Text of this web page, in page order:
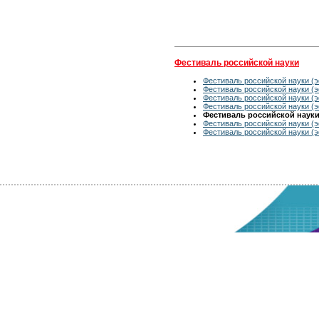
Фестиваль российской науки
Фестиваль российской науки
Фестиваль российской науки
Фестиваль российской науки
Фестиваль российской науки
Фестиваль российской
Фестиваль российской науки
Фестиваль российской науки